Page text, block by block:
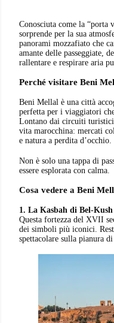
Conosciuta come la “porta
sorprende per la sua
panorami mozzafiato che
amante delle passeggiate,
rallentare e respirare aria
Perché visitare Beni
Beni Mellal è una città
perfetta per i viaggiatori
Lontano dai circuiti
vita marocchina: mercati
e natura a perdita d’occhio.
Non è solo una tappa di
essere esplorata con calma.
Cosa vedere a Beni
1. La Kasbah di Bel-Kush
Questa fortezza del XVII
dei simboli più iconici.
spettacolare sulla pianura